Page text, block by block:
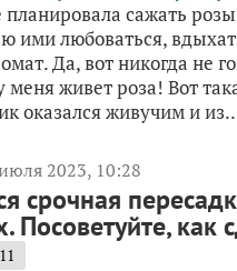
планировала сажать
ими любоваться,
Да, вот никогда не
меня живет роза! Вот
оказался живучим и
2023, 10:28
срочная
Посоветуйте, как
11